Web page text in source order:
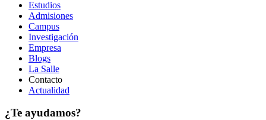
Estudios
Admisiones
Campus
Investigación
Empresa
Blogs
La Salle
Contacto
Actualidad
¿Te ayudamos?